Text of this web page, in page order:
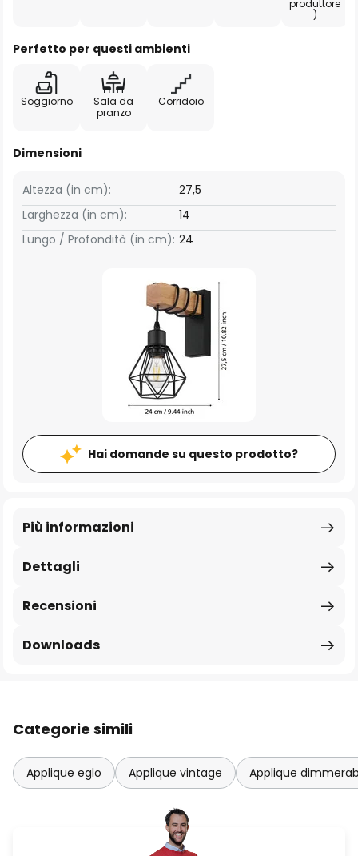
produttore
)
Perfetto per questi ambienti
Soggiorno
Sala da
pranzo
Corridoio
Dimensioni
Larghezza (in cm): 14
Altezza (in cm): 27,5
Lungo / Profondità (in cm): 24
Hai domande su questo prodotto?
Dettagli
Più informazioni
Recensioni
Downloads
Categorie simili
Applique eglo Applique vintage Applique